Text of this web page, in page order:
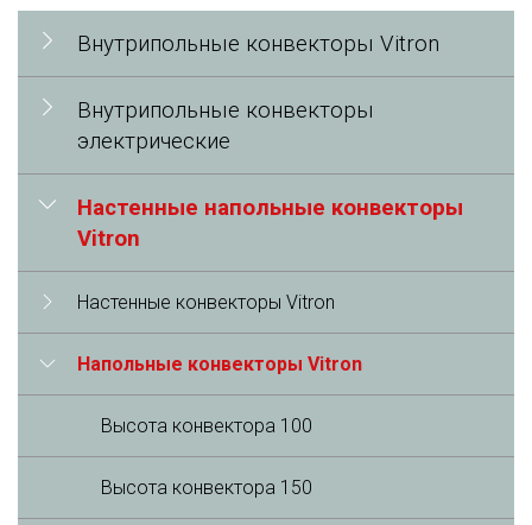
Внутрипольные конвекторы Vitron
Внутрипольные конвекторы
электрические
Настенные напольные конвекторы
Vitron
Настенные конвекторы Vitron
Напольные конвекторы Vitron
Высота конвектора 100
Высота конвектора 150